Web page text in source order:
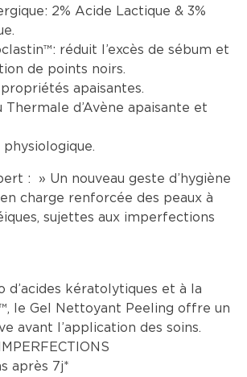
2% Acide Lactique & 3%
réduit l’excès de sébum et
de points noirs.
propriétés apaisantes.
Thermale d’Avène apaisante et
physiologique.
: » Un nouveau geste d’hygiène
charge renforcée des peaux à
sujettes aux imperfections
d’acides kératolytiques et à la
le Gel Nettoyant Peeling offre un
avant l’application des soins.
après 7j*